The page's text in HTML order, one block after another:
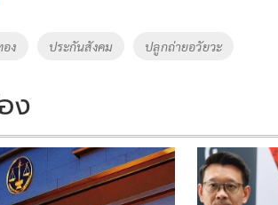
ง ประกันสังคม ปลูกถ่ายอวัยวะ
ง